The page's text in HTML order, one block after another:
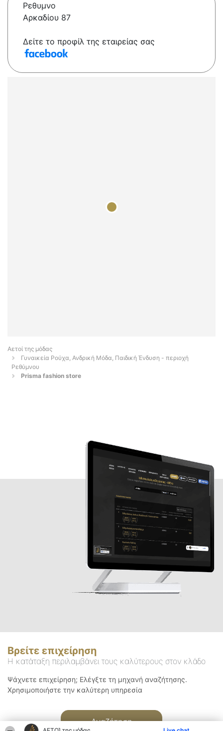
Ρεθυμνο
Αρκαδίου 87
Δείτε το προφίλ της εταιρείας σας
Αετοί της μόδας
Γυναικεία Ρούχα, Ανδρική Μόδα, Παιδική Ένδυση - περιοχή
Ρεθύμνου
Prisma fashion store
Βρείτε επιχείρηση
Η κατάταξη περιλαμβάνει τους καλύτερους στον κλάδο
Ψάχνετε επιχείρηση; Ελέγξτε τη μηχανή αναζήτησης.
Χρησιμοποιήστε την καλύτερη υπηρεσία
Αναζήτηση